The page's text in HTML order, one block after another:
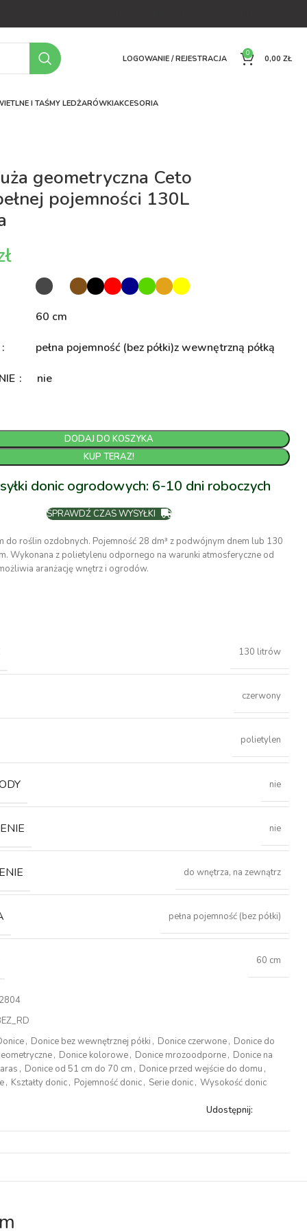
LOGOWANIE / REJESTRACJA
0
0,00 ZŁ
I TAŚMY LEDŻARÓWKIAKCESORIA
geometryczna Ceto
pojemności 130L
60 cm
pełna pojemność (bez półki)z wewnętrzną półką
nie
DODAJ DO KOSZYKA
KUP TERAZ!
donic ogrodowych: 6-10 dni roboczych
SPRAWDŹ CZAS WYSYŁKI
do roślin ozdobnych. Pojemność 28 dm³ z podwójnym dnem lub 130
Wykonana z polietylenu odpornego na warunki atmosferyczne od
aranżację wnętrz i ogrodów.
130 litrów
czerwony
polietylen
nie
nie
do wnętrza, na zewnątrz
pełna pojemność (bez półki)
60 cm
, Donice bez wewnętrznej półki , Donice czerwone, Donice do
, Donice kolorowe, Donice mrozoodporne, Donice na
, Donice od 51 cm do 70 cm , Donice przed wejście do domu ,
, Kształty donic, Pojemność donic, Serie donic, Wysokość donic
Udostępnij: